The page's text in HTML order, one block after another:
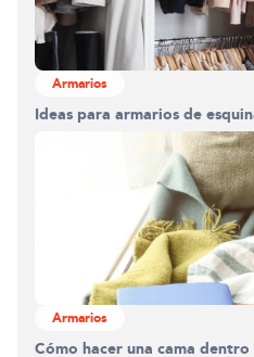
Armarios
Ideas para armarios de
Armarios
Cómo hacer una cama